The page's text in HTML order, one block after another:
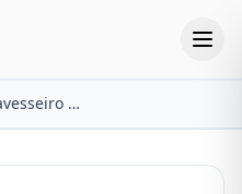
Melhor Travesseiro Anti-Refluxo para Bebê 2026: Guia Completo